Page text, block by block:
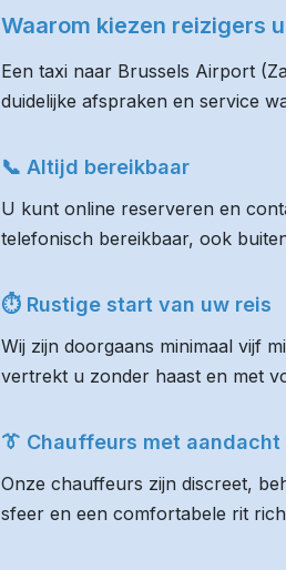
Waarom kiezen reizigers
Een taxi naar Brussels Airport
duidelijke afspraken en service
📞 Altijd bereikbaar
U kunt online reserveren en
telefonisch bereikbaar, ook
⏱ Rustige start van uw reis
Wij zijn doorgaans minimaal vijf
vertrekt u zonder haast en met
👔 Chauffeurs met aandacht
Onze chauffeurs zijn discreet,
sfeer en een comfortabele rit